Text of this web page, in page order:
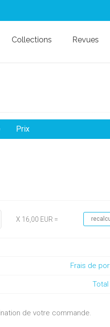
Collections Revues
Prix
X 16,00 EUR =
Frais de
de votre commande.